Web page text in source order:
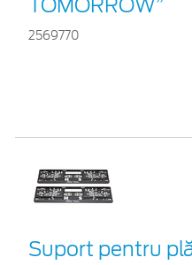
TOMORROW”
2569770
Suport pentru